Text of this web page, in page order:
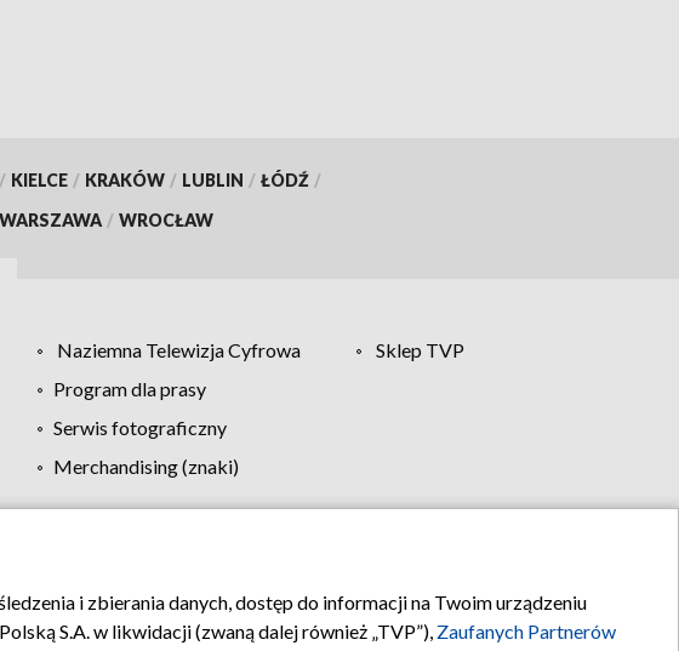
/ KIELCE / KRAKÓW / LUBLIN / ŁÓDŹ /
WARSZAWA / WROCŁAW
Naziemna Telewizja Cyfrowa
Sklep TVP
Program dla prasy
Serwis fotograficzny
Merchandising (znaki)
Biuro reklamy Kontakt
i zbierania danych, dostęp do informacji na Twoim urządzeniu
S.A. w likwidacji (zwaną dalej również „TVP”), Zaufanych Partnerów